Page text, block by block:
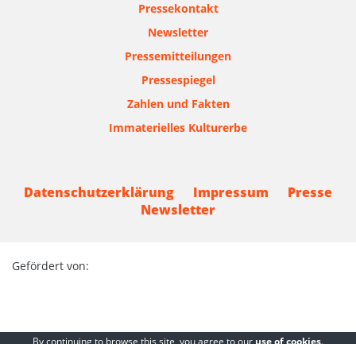
Pressekontakt
Newsletter
Pressemitteilungen
Pressespiegel
Zahlen und Fakten
Immaterielles Kulturerbe
Datenschutzerklärung Impressum
Presse
Newsletter
Gefördert von:
By continuing to browse this site, you agree to our use of cookies.